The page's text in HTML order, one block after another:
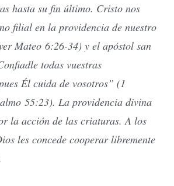
hasta su fin último. Cristo nos
filial en la providencia de nuestro
Mateo 6:26-34) y el apóstol san
todas vuestras
Él cuida de vosotros” (1
55:23). La providencia divina
la acción de las criaturas. A los
les concede cooperar libremente